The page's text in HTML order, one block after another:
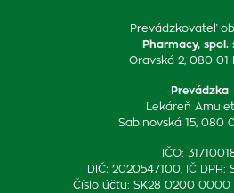
Prevádzkovateľ
Pharmacy, spol.
Oravská 2, 080 01
Prevádzka
Lekáreň
Sabinovská 15, 080
IČO:
DIČ: 2020547100, IČ DPH:
Číslo účtu: SK28 0200